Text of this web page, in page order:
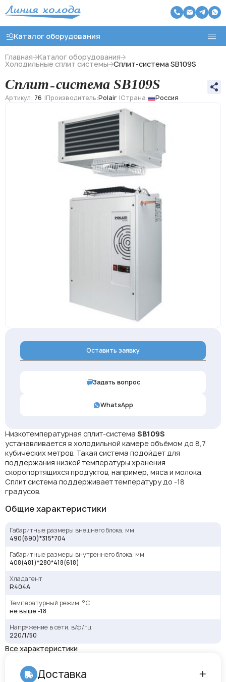
Каталог оборудования
Назад
Холодильные агрегаты
Холодильные моноблоки
Чиллеры охлаждения воды
Главная Каталог оборудования
Холодильные сплит системы Сплит-система SB109S
Сплит-система SB109S
Артикул: 76 Производитель:Polair Страна: Россия
Низкотемпературная сплит-система SB109S
устанавливается в холодильной камере объёмом до 8,7
кубических метров. Такая система подойдет для
поддержания низкой температуры хранения
скоропортящихся продуктов, например, мяса и молока.
Сплит система поддерживает температуру до -18
градусов.
Общие характеристики
Габаритные размеры внешнего блока, мм
490(690)*315*704
Габаритные размеры внутреннего блока, мм
408(481)*280*418(618)
Хладагент
R404A
Температурный режим, °С
не выше -18
Напряжение в сети, в/ф/гц
220/1/50
Все характеристики
Оставить заявку
Задать вопрос
WhatsApp
Доставка